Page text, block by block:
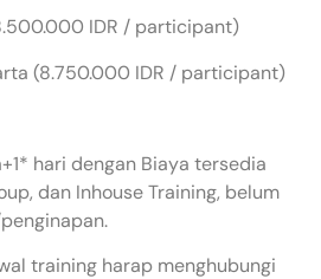
IDR / participant)
(8.750.000 IDR / participant)
hari dengan Biaya tersedia
dan Inhouse Training, belum
training harap menghubungi